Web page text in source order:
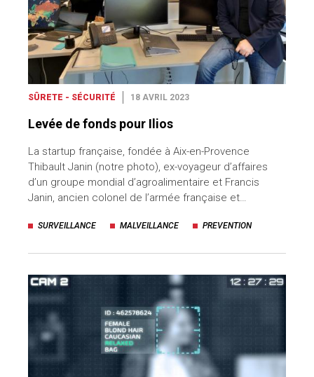
SÛRETE - SÉCURITÉ 18 AVRIL 2023
Levée de fonds pour Ilios
La startup française, fondée à Aix-en-Provence
Thibault Janin (notre photo), ex-voyageur d’affaires
d’un groupe mondial d’agroalimentaire et Francis
Janin, ancien colonel de l’armée française et…
SURVEILLANCE MALVEILLANCE PREVENTION